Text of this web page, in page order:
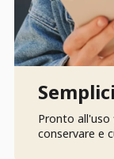
Pronto all'uso
conservare e